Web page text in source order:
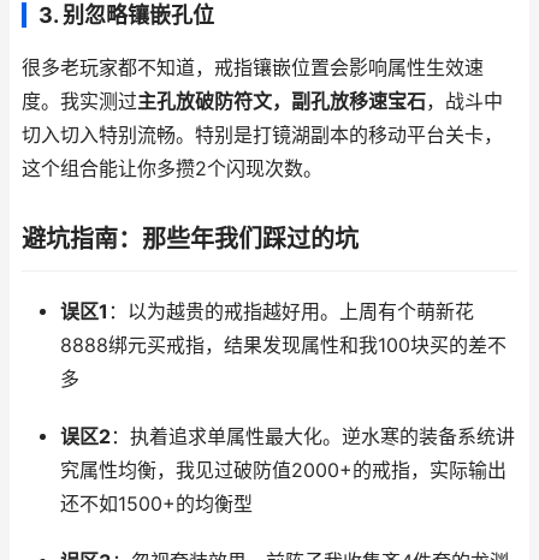
3. 别忽略镶嵌孔位
很多老玩家都不知道，戒指镶嵌位置会影响属性生效速
度。我实测过主孔放破防符文，副孔放移速宝石，战斗中
切入切入特别流畅。特别是打镜湖副本的移动平台关卡，
这个组合能让你多攒2个闪现次数。
避坑指南：那些年我们踩过的坑
误区1 ：以为越贵的戒指越好用。上周有个萌新花
8888绑元买戒指，结果发现属性和我100块买的差不
多
误区2：执着追求单属性最大化。逆水寒的装备系统讲
究属性均衡，我见过破防值2000+的戒指，实际输出
还不如1500+的均衡型